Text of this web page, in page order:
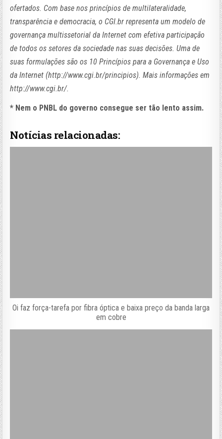
ofertados. Com base nos princípios de multilateralidade,
transparência e democracia, o CGI.br representa um modelo de
governança multissetorial da Internet com efetiva participação
de todos os setores da sociedade nas suas decisões. Uma de
suas formulações são os 10 Princípios para a Governança e Uso
da Internet (http://www.cgi.br/principios). Mais informações em
http://www.cgi.br/.
* Nem o PNBL do governo consegue ser tão lento assim.
Notícias relacionadas:
Oi faz força-tarefa por fibra óptica e baixa preço da banda larga
em cobre